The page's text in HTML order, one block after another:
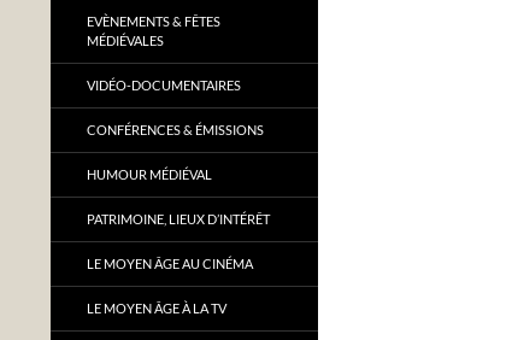
EVÈNEMENTS & FÊTES
MÉDIÉVALES
VIDÉO-DOCUMENTAIRES
CONFÉRENCES & ÉMISSIONS
HUMOUR MÉDIÉVAL
PATRIMOINE, LIEUX D’INTÉRÊT
LE MOYEN ÂGE AU CINÉMA
LE MOYEN ÂGE À LA TV